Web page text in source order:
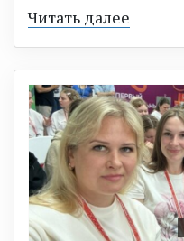
Читать далее